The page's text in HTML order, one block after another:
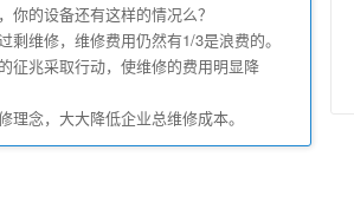
你的设备还有这样的情况么？
剩维修，维修费用仍然有1/3是浪费的。
征兆采取行动，使维修的费用明显降
理念，大大降低企业总维修成本。